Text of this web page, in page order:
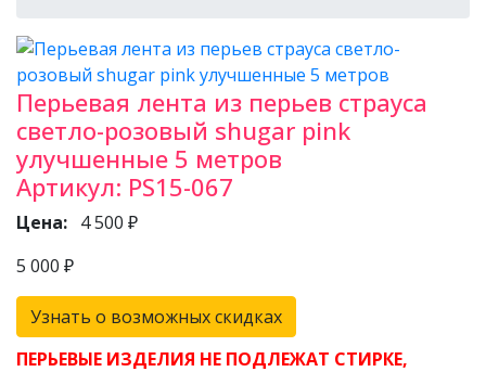
Перьевая лента из перьев страуса
светло-розовый shugar pink
улучшенные 5 метров
Артикул: PS15-067
Цена: 4 500 ₽
5 000 ₽
Узнать о возможных скидках
ПЕРЬЕВЫЕ ИЗДЕЛИЯ НЕ ПОДЛЕЖАТ СТИРКЕ,